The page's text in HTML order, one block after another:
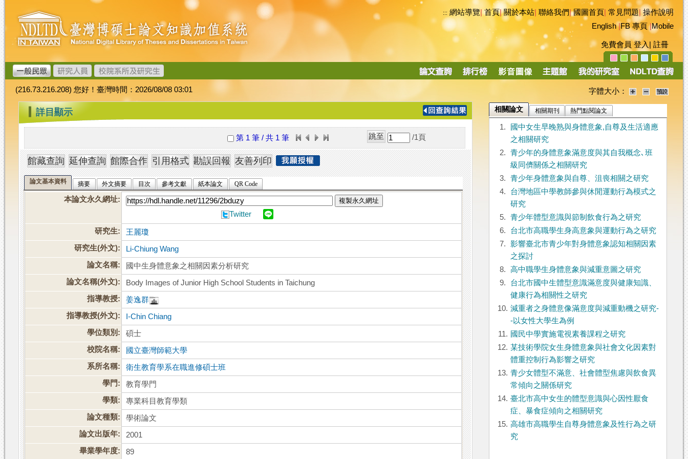
跳
到
主
要
內
容
臺
灣
博
碩
士
論
文
加
值
系
統
::: 網站導覽|首頁|關於本站 聯絡我們|國圖首頁 常見問題|操作說明
English|FB 專頁|Mobile
免費會員 登入 註冊
導
(216.73.216.208) 您好！臺灣時間：2026/08/08 03:01 字體大小：
::: 詳目顯示
第 1 筆 / 共 1 筆 /1 頁
論文基本資料 摘要 外文摘要 目次 參考文獻 紙本論文 QR Code
本論文永久網址: 複製永久網址
Twitter
研究生:
王麗瓊
研究生(外文):
Li-Chiung Wang
論文名稱:
國中生身體意象之相關因素分析研究
論文名稱(外文):
Body Images of Junior High School Students in Taichung
指導教授:
姜逸群
指導教授(外文):
I-Chin Chiang
學位類別:
碩士
校院名稱:
國立臺灣師範大學
系所名稱:
衛生教育學系在職進修碩士班
學門:
教育學門
學類:
專業科目教育學類
論文種類:
學術論文
論文出版年:
2001
畢業學年度:
89
相關論文 相關期刊 熱門點閱論文
1.
國中女生早晚熟與身體意象,自尊及生活適應
之相關研究
2.
青少年的身體意象滿意度與其自我概念､班
級同儕關係之相關研究
3.
青少年身體意象與自尊、沮喪相關之研究
4.
台灣地區中學教師參與休閒運動行為模式之
研究
5.
青少年體型意識與節制飲食行為之研究
6.
台北市高職學生身高意象與運動行為之研究
7.
影響臺北市青少年對身體意象認知相關因素
之探討
8.
高中職學生身體意象與減重意圖之研究
9.
台北市國中生體型意識滿意度與健康知識、
健康行為相關性之研究
10. 減重者之身體意像滿意度與減重動機之研究-
-以女性大學生為例
11. 國民中學實施電視素養課程之研究
12. 某技術學院女生身體意象與社會文化因素對
體重控制行為影響之研究
13. 青少女體型不滿意、社會體型焦慮與飲食異
常傾向之關係研究
14. 臺北市高中女生的體型意識與心因性厭食
症、暴食症傾向之相關研究
15. 高雄市高職學生自尊身體意象及性行為之研
究